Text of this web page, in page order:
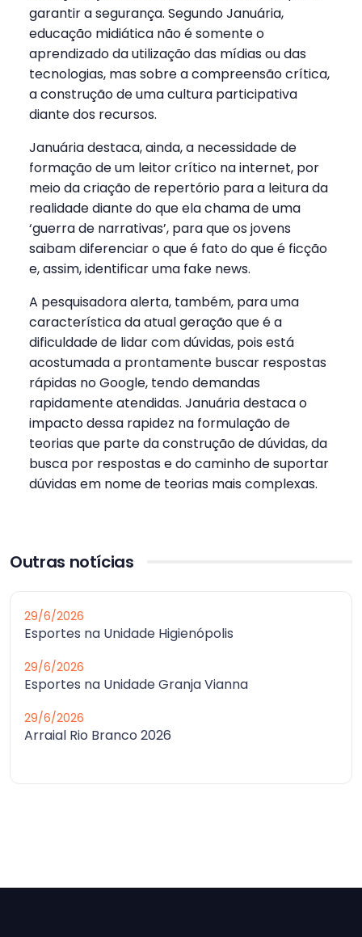
garantir a segurança. Segundo Januária,
educação midiática não é somente o
aprendizado da utilização das mídias ou das
tecnologias, mas sobre a compreensão crítica,
a construção de uma cultura participativa
diante dos recursos.
Januária destaca, ainda, a necessidade de
formação de um leitor crítico na internet, por
meio da criação de repertório para a leitura da
realidade diante do que ela chama de uma
‘guerra de narrativas’, para que os jovens
saibam diferenciar o que é fato do que é ficção
e, assim, identificar uma fake news.
A pesquisadora alerta, também, para uma
característica da atual geração que é a
dificuldade de lidar com dúvidas, pois está
acostumada a prontamente buscar respostas
rápidas no Google, tendo demandas
rapidamente atendidas. Januária destaca o
impacto dessa rapidez na formulação de
teorias que parte da construção de dúvidas, da
busca por respostas e do caminho de suportar
dúvidas em nome de teorias mais complexas.
Outras notícias
29/6/2026
Esportes na Unidade Higienópolis
29/6/2026
Esportes na Unidade Granja Vianna
29/6/2026
Arraial Rio Branco 2026